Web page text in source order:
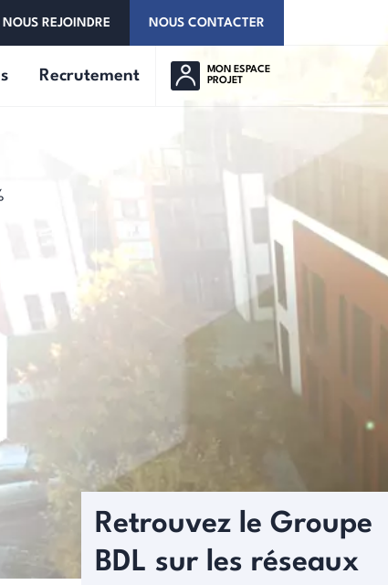
NOUS REJOINDRE NOUS CONTACTER
Recrutement
MON ESPACE
PROJET
Retrouvez le Groupe
BDL sur les réseaux